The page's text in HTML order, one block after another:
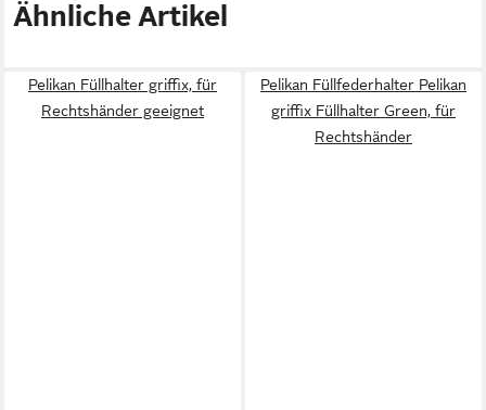
Ähnliche Artikel
Pelikan Füllhalter griffix, für
Rechtshänder geeignet
Pelikan Füllfederhalter Pelikan
griffix Füllhalter Green, für
Rechtshänder